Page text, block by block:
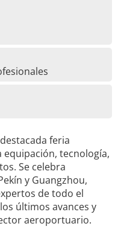
feria
equipación, tecnología,
Se celebra
y Guangzhou,
de todo el
últimos avances y
aeroportuario.